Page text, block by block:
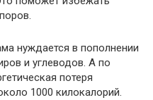
нуждается в пополнении
и углеводов. А по
потеря
1000 килокалорий.